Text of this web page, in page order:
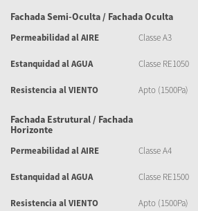
Fachada Semi-Oculta / Fachada Oculta
Permeabilidad al AIRE Classe A3
Estanquidad al AGUA Classe RE1050
Resistencia al VIENTO Apto (1500Pa)
Fachada Estrutural / Fachada
Horizonte
Permeabilidad al AIRE Classe A4
Estanquidad al AGUA Classe RE1500
Resistencia al VIENTO Apto (1500Pa)